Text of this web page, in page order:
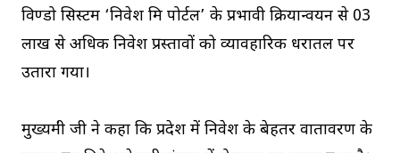
विण्डो सिस्टम ‘निवेश मित्र पोर्टल’ के प्रभावी क्रियान्वयन से 03
लाख से अधिक निवेश प्रस्तावों को व्यावहारिक धरातल पर
उतारा गया।
मुख्यमंत्री जी ने कहा कि प्रदेश में निवेश के बेहतर वातावरण के